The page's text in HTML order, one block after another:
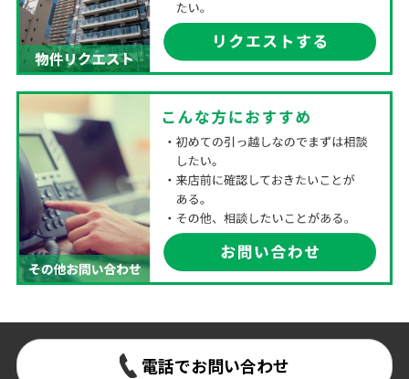
電話でお問い合わせ